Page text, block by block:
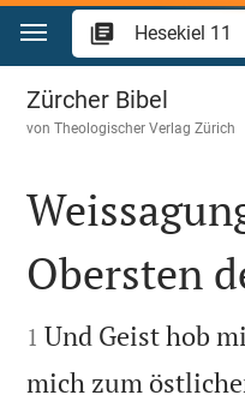
Zum Inhalt springen
Hesekiel 11
Zürcher Bibel
vonTheologischer Verlag Zürich

Obersten

1 Und Geist hob
mich zum